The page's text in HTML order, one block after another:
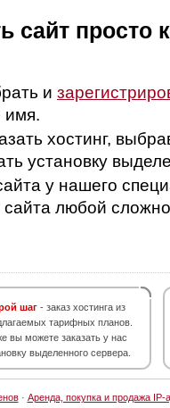
сайт просто
и
имя.
хостинг,
установку
у нашего
любой
шаг - заказ хостинга из
тарифных планов.
вы можете заказать у нас
выделенного сервера.
· Аренда, покупка и продажа IP-